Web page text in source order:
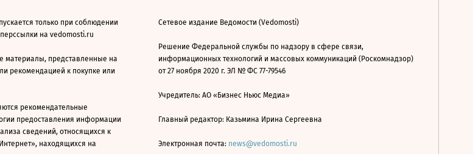
только при соблюдении
на vedomosti.ru
материалы, представленные на
рекомендацией к покупке или
рекомендательные
предоставления информации
сведений, относящихся к
находящихся на
Сетевое издание Ведомости (Vedomosti)
Решение Федеральной службы по надзору в сфере связи,
информационных технологий и массовых коммуникаций (Роскомнадзор)
от 27 ноября 2020 г. ЭЛ № ФС 77-79546
Учредитель: АО «Бизнес Ньюс Медиа»
Главный редактор: Казьмина Ирина Сергеевна
Электронная почта: news@vedomosti.ru